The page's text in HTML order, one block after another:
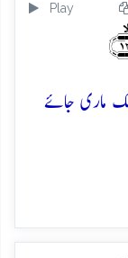
Play
ماری جائے